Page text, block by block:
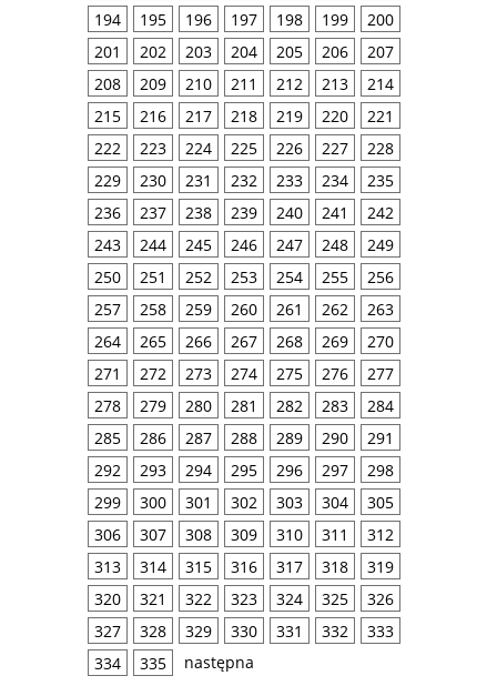
194
195 196 197 198 199
200
201
202 203 204 205 206
207
208
209 210 211 212 213
214
215
216 217 218 219 220
221
222
223 224 225 226 227
228
229
230 231 232 233 234
235
236
237 238 239 240 241
242
243
244 245 246 247 248
249
250
251 252 253 254 255
256
257
258 259 260 261 262
263
264
265 266 267 268 269
270
271
272 273 274 275 276
277
278
279 280 281 282 283
284
285
286 287 288 289 290
291
292
293 294 295 296 297
298
299
300 301 302 303 304
305
306
307 308 309 310 311
312
313
314 315 316 317 318
319
320
321 322 323 324 325
326
327
328 329 330 331 332
333
334
335 następna